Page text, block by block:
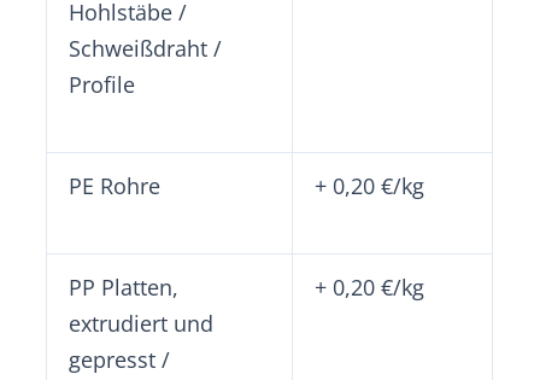
Hohlstäbe /
Schweißdraht /
Profile
PE Rohre + 0,20 €/kg
PP Platten,
extrudiert und
gepresst /
+ 0,20 €/kg